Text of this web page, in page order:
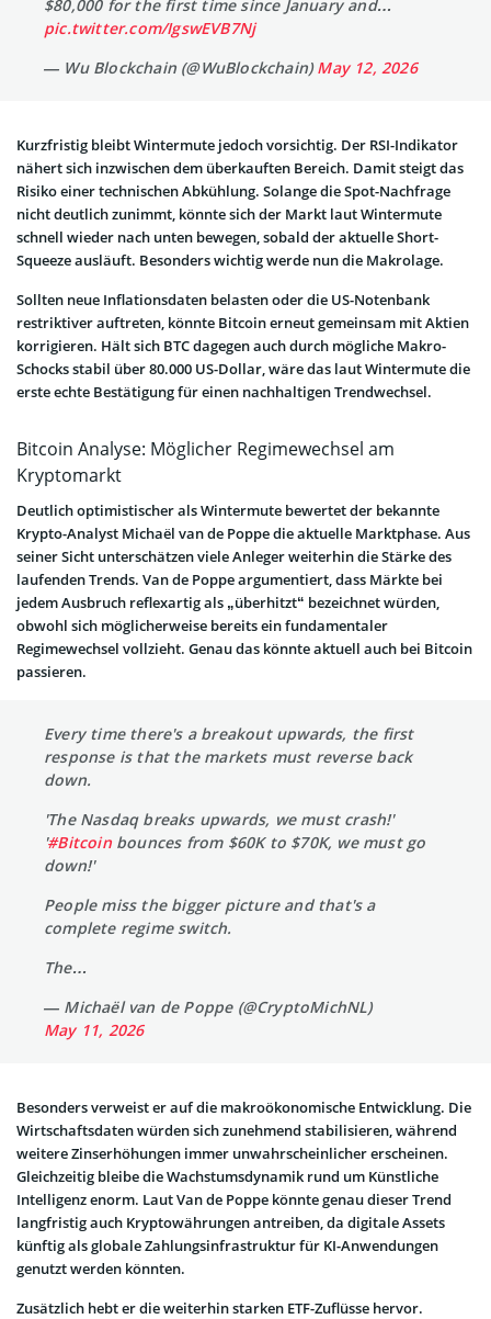
$80,000 for the first time since January and…
pic.twitter.com/IgswEVB7Nj
— Wu Blockchain (@WuBlockchain)May 12, 2026
Kurzfristig bleibt Wintermute jedoch vorsichtig. Der RSI-Indikator
nähert sich inzwischen dem überkauften Bereich. Damit steigt das
Risiko einer technischen Abkühlung. Solange die Spot-Nachfrage
nicht deutlich zunimmt, könnte sich der Markt laut Wintermute
schnell wieder nach unten bewegen, sobald der aktuelle Short-
Squeeze ausläuft. Besonders wichtig werde nun die Makrolage.
Sollten neue Inflationsdaten belasten oder die US-Notenbank
restriktiver auftreten, könnte Bitcoin erneut gemeinsam mit Aktien
korrigieren. Hält sich BTC dagegen auch durch mögliche Makro-
Schocks stabil über 80.000 US-Dollar, wäre das laut Wintermute die
erste echte Bestätigung für einen nachhaltigen Trendwechsel.
Bitcoin Analyse: Möglicher Regimewechsel am
Kryptomarkt
Deutlich optimistischer als Wintermute bewertet der bekannte
Krypto-Analyst Michaël van de Poppe die aktuelle Marktphase. Aus
seiner Sicht unterschätzen viele Anleger weiterhin die Stärke des
laufenden Trends. Van de Poppe argumentiert, dass Märkte bei
jedem Ausbruch reflexartig als „überhitzt“ bezeichnet würden,
obwohl sich möglicherweise bereits ein fundamentaler
Regimewechsel vollzieht. Genau das könnte aktuell auch bei Bitcoin
passieren.
Every time there's a breakout upwards, the first
response is that the markets must reverse back
down.
'The Nasdaq breaks upwards, we must crash!'
'#Bitcoinbounces from $60K to $70K, we must go
down!'
People miss the bigger picture and that's a
complete regime switch.
The…
— Michaël van de Poppe (@CryptoMichNL)
May 11, 2026
Besonders verweist er auf die makroökonomische Entwicklung. Die
Wirtschaftsdaten würden sich zunehmend stabilisieren, während
weitere Zinserhöhungen immer unwahrscheinlicher erscheinen.
Gleichzeitig bleibe die Wachstumsdynamik rund um Künstliche
Intelligenz enorm. Laut Van de Poppe könnte genau dieser Trend
langfristig auch Kryptowährungen antreiben, da digitale Assets
künftig als globale Zahlungsinfrastruktur für KI-Anwendungen
genutzt werden könnten.
Zusätzlich hebt er die weiterhin starken ETF-Zuflüsse hervor.